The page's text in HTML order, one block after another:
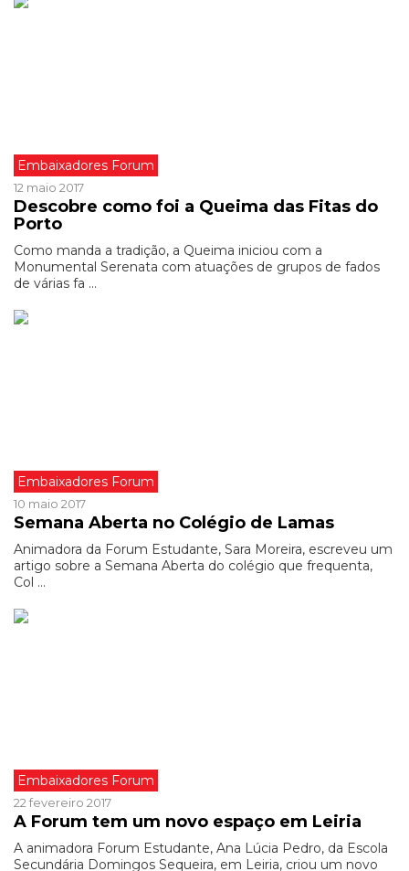
Embaixadores Forum
12 maio 2017
Descobre como foi a Queima das Fitas do
Porto
Como manda a tradição, a Queima iniciou com a
Monumental Serenata com atuações de grupos de fados
de várias fa ...
Embaixadores Forum
10 maio 2017
Semana Aberta no Colégio de Lamas
Animadora da Forum Estudante, Sara Moreira, escreveu um
artigo sobre a Semana Aberta do colégio que frequenta,
Col ...
Embaixadores Forum
22 fevereiro 2017
A Forum tem um novo espaço em Leiria
A animadora Forum Estudante, Ana Lúcia Pedro, da Escola
Secundária Domingos Sequeira, em Leiria, criou um novo